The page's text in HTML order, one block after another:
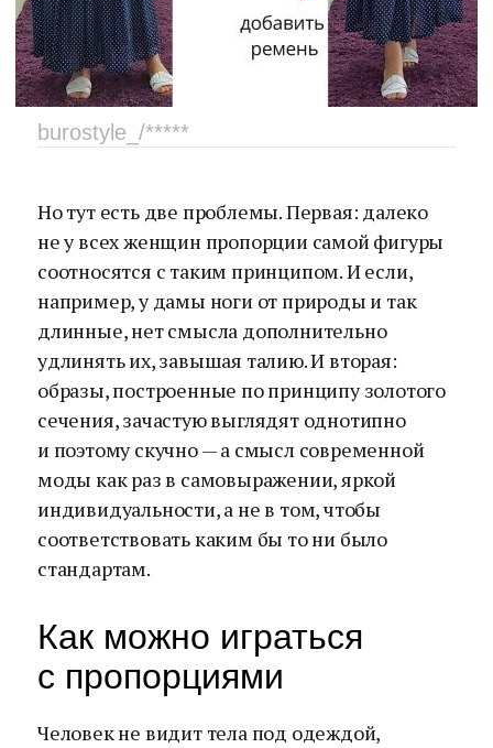
burostyle_/*****
Но тут есть две проблемы. Первая: далеко
не у всех женщин пропорции самой фигуры
соотносятся с таким принципом. И если,
например, у дамы ноги от природы и так
длинные, нет смысла дополнительно
удлинять их, завышая талию. И вторая:
образы, построенные по принципу золотого
сечения, зачастую выглядят однотипно
и поэтому скучно — а смысл современной
моды как раз в самовыражении, яркой
индивидуальности, а не в том, чтобы
соответствовать каким бы то ни было
стандартам.
Как можно играться
с пропорциями
Человек не видит тела под одеждой,